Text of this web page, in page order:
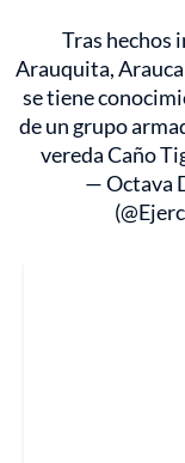
Tras hechos
Arauquita,
se tiene
de un grupo
vereda Caño
— Octava